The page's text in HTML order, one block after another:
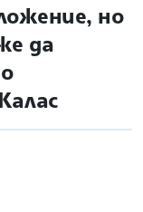
но
да